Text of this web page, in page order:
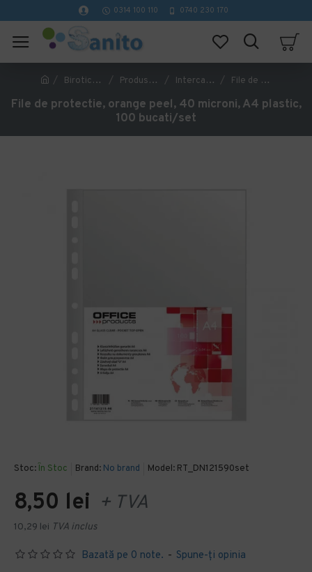
0314 100 110 0740 230 170
Birotica si papetarie Produse pentru organizare, arhivare si prezentare Intercalatoare si indexuri File de protectie, orange peel, 40 microni, A4 plastic, 100 bucati/set
File de protectie, orange peel, 40 microni, A4 plastic,
100 bucati/set
Stoc: În Stoc Brand: No brand Model: RT_DN121590set
Bazată pe 0 note. - Spune-ţi opinia
8,50 lei + TVA
10,29 lei TVA inclus